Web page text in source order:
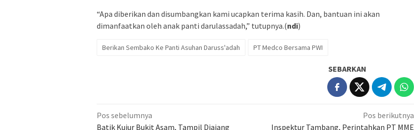
“Apa diberikan dan disumbangkan kami ucapkan terima kasih. Dan, bantuan ini akan
dimanfaatkan oleh anak panti darulassadah,” tutupnya.(ndi)
Berikan Sembako Ke Panti Asuhan Daruss'adah PT Medco Bersama PWI
SEBARKAN
Navigasi
Pos sebelumnya
Batik Kujur Bukit Asam, Tampil Diajang
Pos berikutnya
Inspektur Tambang, Perintahkan PT MME